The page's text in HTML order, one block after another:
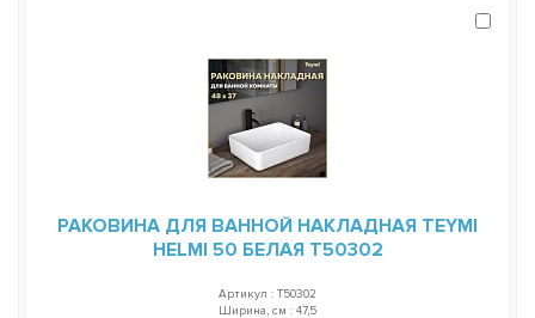
РАКОВИНА ДЛЯ ВАННОЙ НАКЛАДНАЯ TEYMI
HELMI 50 БЕЛАЯ T50302
Артикул : T50302
Ширина, см : 47,5